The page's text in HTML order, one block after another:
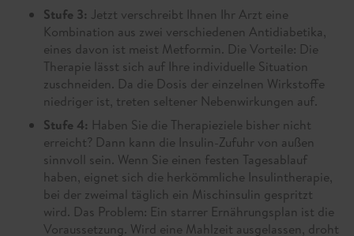
Stufe 3: Jetzt verschreibt Ihnen Ihr Arzt eine
Kombination aus zwei verschiedenen Antidiabetika,
eines davon ist meist Metformin. Die Vorteile: Die
Therapie lässt sich auf Ihre individuelle Situation
zuschneiden. Da die Dosis der einzelnen Wirkstoffe
niedriger ist, treten seltener Nebenwirkungen auf.
Stufe 4: Haben Sie die Therapieziele bisher nicht
erreicht? Dann kann die Insulin-Zufuhr von außen
sinnvoll sein. Wenn Sie einen festen Tagesablauf
haben, eignet sich die herkömmliche Insulintherapie,
bei der zweimal täglich ein Mischinsulin gespritzt
wird. Das Problem: Ein starrer Ernährungsplan ist die
Voraussetzung. Wird eine Mahlzeit ausgelassen, droht